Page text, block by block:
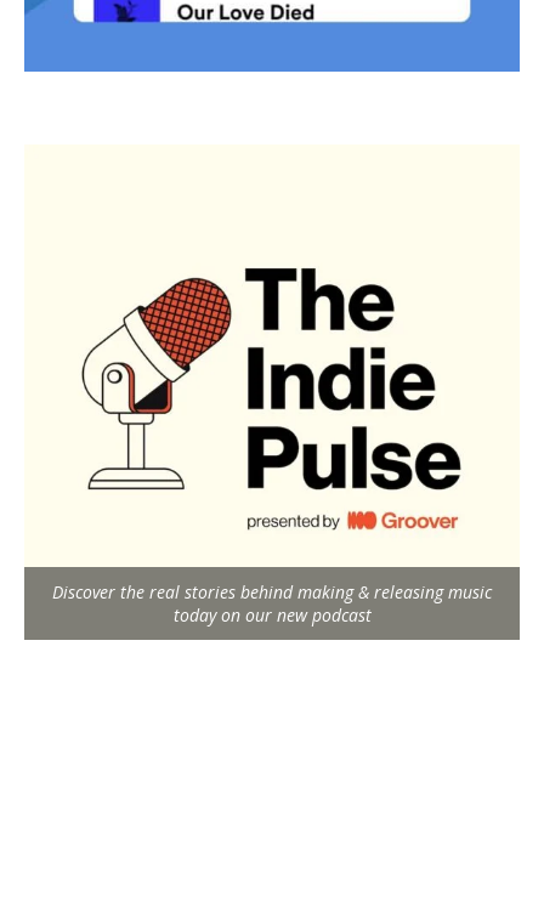
Discover the real stories behind making & releasing music
today on our new podcast